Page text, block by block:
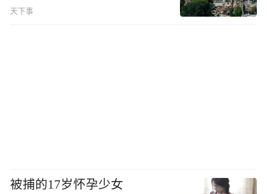
天下事
被捕的17岁怀孕少女